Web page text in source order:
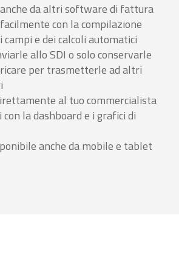
da altri software di fattura
con la compilazione
campi e dei calcoli automatici
allo SDI o solo conservarle
per trasmetterle ad altri
al tuo commercialista
la dashboard e i grafici di
anche da mobile e tablet